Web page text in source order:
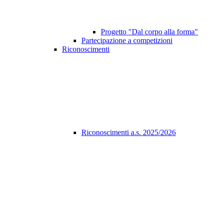
Progetto "Dal corpo alla forma"
Partecipazione a competizioni
Riconoscimenti
Riconoscimenti a.s. 2025/2026